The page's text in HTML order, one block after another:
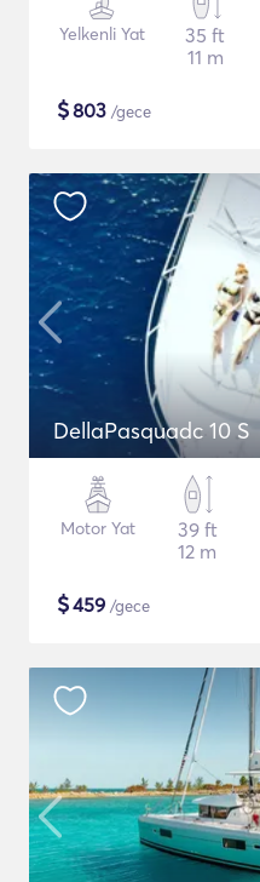
Yelkenli Yat
35 ft
11 m
$803 /gece
DellaPasquadc 10 S
Motor Yat
39 ft
12 m
$459 /gece